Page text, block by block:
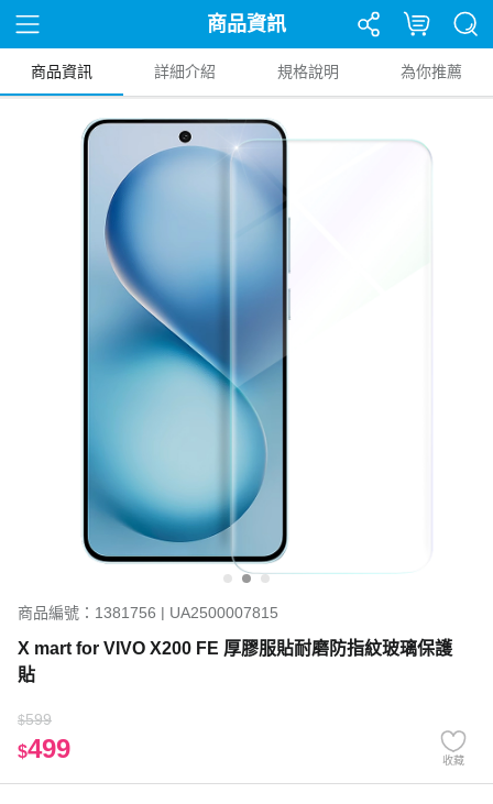
商品資訊
商品資訊 詳細介紹 規格說明 為你推薦
商品編號：1381756 | UA2500007815
X mart for VIVO X200 FE 厚膠服貼耐磨防指紋玻璃保護
貼
$599
$499 收藏